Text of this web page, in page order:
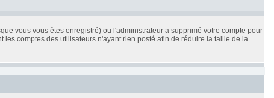
vous vous êtes enregistré) ou l'administrateur a supprimé votre compte pour
comptes des utilisateurs n'ayant rien posté afin de réduire la taille de la